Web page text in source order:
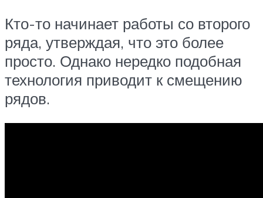
Кто-то начинает работы со второго
ряда, утверждая, что это более
просто. Однако нередко подобная
технология приводит к смещению
рядов.